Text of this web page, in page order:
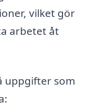
vilket gör
arbetet åt
uppgifter som